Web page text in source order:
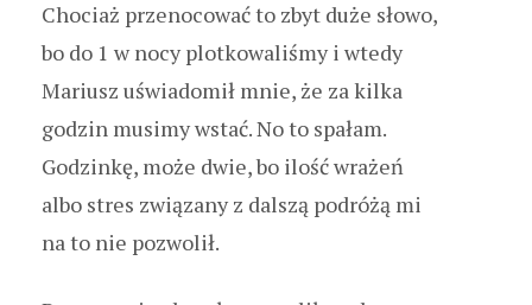
Chociaż przenocować to zbyt duże słowo,
bo do 1 w nocy plotkowaliśmy i wtedy
Mariusz uświadomił mnie, że za kilka
godzin musimy wstać. No to spałam.
Godzinkę, może dwie, bo ilość wrażeń
albo stres związany z dalszą podróżą mi
na to nie pozwolił.